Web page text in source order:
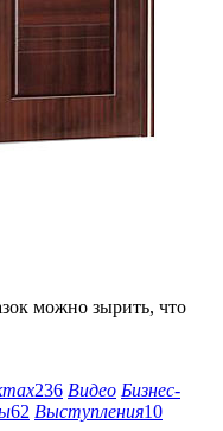
можно зырить, что
236 Видео Бизнес-
62 Выступления10